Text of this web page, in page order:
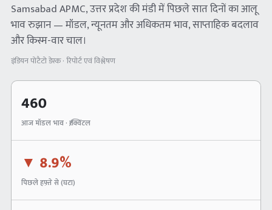
Samsabad APMC, उत्तर प्रदेशकी मंडी में पिछले सात दिनों का आलू
भाव रुझान — मॉडल, न्यूनतम और अधिकतम भाव, साप्ताहिक बदलाव
और किस्म-वार चाल।
इंडियन पोटैटो डेस्क · रिपोर्ट एवं विश्लेषण
460
आज मॉडल भाव · ₹/क्विंटल
▼ 8.9%
पिछले हफ़्ते से (घटा)